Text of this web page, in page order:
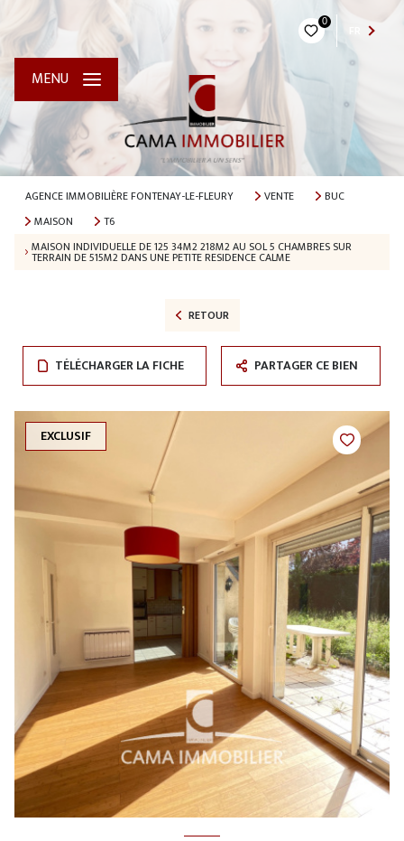
0
MENU
AGENCE IMMOBILIÈRE FONTENAY-LE-FLEURY VENTE
BUC
MAISON
T6
MAISON INDIVIDUELLE DE 125 34M2 218M2 AU SOL 5 CHAMBRES SUR
TERRAIN DE 515M2 DANS UNE PETITE RESIDENCE CALME
RETOUR
TÉLÉCHARGER LA FICHE PARTAGER CE BIEN
EXCLUSIF